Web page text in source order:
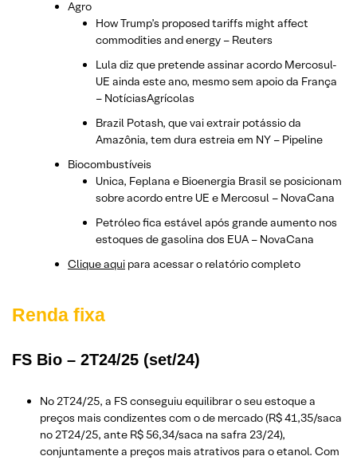
Agro
How Trump’s proposed tariffs might affect
commodities and energy – Reuters
Lula diz que pretende assinar acordo Mercosul-
UE ainda este ano, mesmo sem apoio da França
– NotíciasAgrícolas
Brazil Potash, que vai extrair potássio da
Amazônia, tem dura estreia em NY – Pipeline
Biocombustíveis
Unica, Feplana e Bioenergia Brasil se posicionam
sobre acordo entre UE e Mercosul – NovaCana
Petróleo fica estável após grande aumento nos
estoques de gasolina dos EUA – NovaCana
Clique aqui para acessar o relatório completo
Renda fixa
FS Bio – 2T24/25 (set/24)
No 2T24/25, a FS conseguiu equilibrar o seu estoque a
preços mais condizentes com o de mercado (R$ 41,35/saca
no 2T24/25, ante R$ 56,34/saca na safra 23/24),
conjuntamente a preços mais atrativos para o etanol. Com